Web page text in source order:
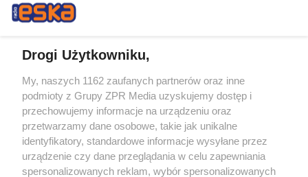
Żaden utwór zamieszczony w serwisie nie może być powielany i
rozpowszechniany lub dalej rozpowszechniany w jakikolwiek sposób (w
tym także elektroniczny lub mechaniczny) na jakimkolwiek polu
eksploatacji w jakiejkolwiek formie, włącznie z umieszczaniem w Internecie
bez pisemnej zgody właściciela praw. Jakiekolwiek użycie lub
wykorzystanie utworów w całości lub w części z naruszeniem prawa, tzn.
bez właściwej zgody, jest zabronione pod groźbą kary i może być ścigane
prawnie.
Drogi Użytkowniku,
My, naszych 1162 zaufanych partnerów oraz inne
podmioty z Grupy ZPR Media uzyskujemy dostęp i
przechowujemy informacje na urządzeniu oraz
przetwarzamy dane osobowe, takie jak unikalne
identyfikatory, standardowe informacje wysyłane przez
urządzenie czy dane przeglądania w celu zapewniania
spersonalizowanych reklam, wybór spersonalizowanych